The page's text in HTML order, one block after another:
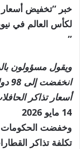
خبر “تخفيض أسعار
لكأس العالم في
”
ويقول مسؤولون
أسعار تذاكر الحافلات 20 دولارًا بدلاً من 80
نُشرت
في
14
14 مايو 2026
وخفضت الحكومات
تكلفة تذاكر